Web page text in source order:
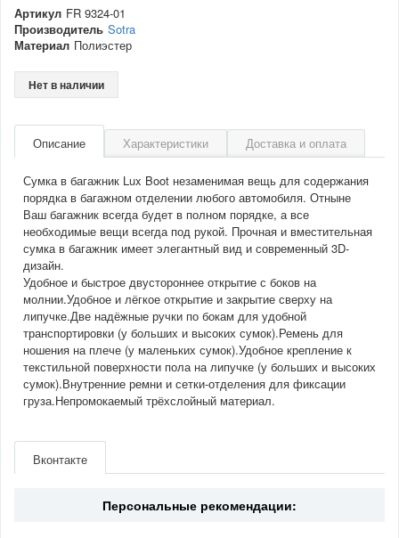
Артикул FR 9324-01
Производитель Sotra
Материал Полиэстер
Нет в наличии
Описание Характеристики Доставка и оплата
Сумка в багажник Lux Boot незаменимая вещь для содержания
порядка в багажном отделении любого автомобиля. Отныне
Ваш багажник всегда будет в полном порядке, а все
необходимые вещи всегда под рукой. Прочная и вместительная
сумка в багажник имеет элегантный вид и современный 3D-
дизайн.
Удобное и быстрое двустороннее открытие с боков на
молнии.Удобное и лёгкое открытие и закрытие сверху на
липучке.Две надёжные ручки по бокам для удобной
транспортировки (у больших и высоких сумок).Ремень для
ношения на плече (у маленьких сумок).Удобное крепление к
текстильной поверхности пола на липучке (у больших и высоких
сумок).Внутренние ремни и сетки-отделения для фиксации
груза.Непромокаемый трёхслойный материал.
Материал Полиэстер
Вконтакте
Персональные рекомендации: